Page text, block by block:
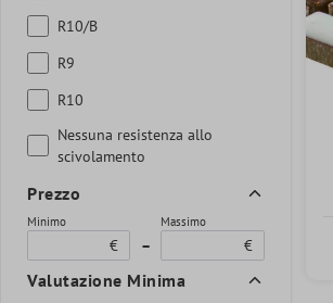
R10/B
R9
R10
Nessuna resistenza allo
scivolamento
Prezzo
Minimo
€ –
Massimo
€
Valutazione Minima